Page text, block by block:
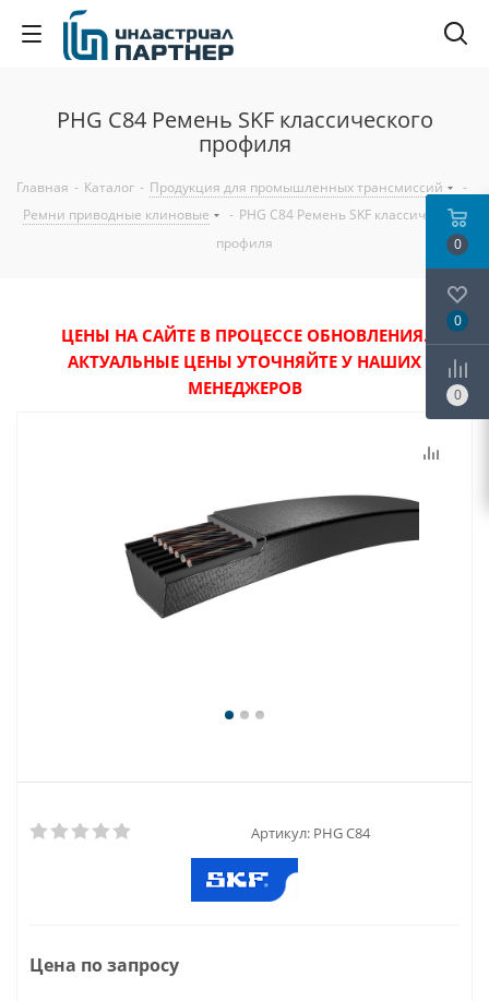
PHG C84 Ремень SKF классического
профиля
Главная - Каталог - Продукция для промышленных трансмиссий
-
Ремни приводные клиновые
- PHG C84 Ремень SKF классического
профиля
ЦЕНЫ НА САЙТЕ В ПРОЦЕССЕ ОБНОВЛЕНИЯ.
АКТУАЛЬНЫЕ ЦЕНЫ УТОЧНЯЙТЕ У НАШИХ
МЕНЕДЖЕРОВ
Артикул: PHG C84
Цена по запросу
0
0
0